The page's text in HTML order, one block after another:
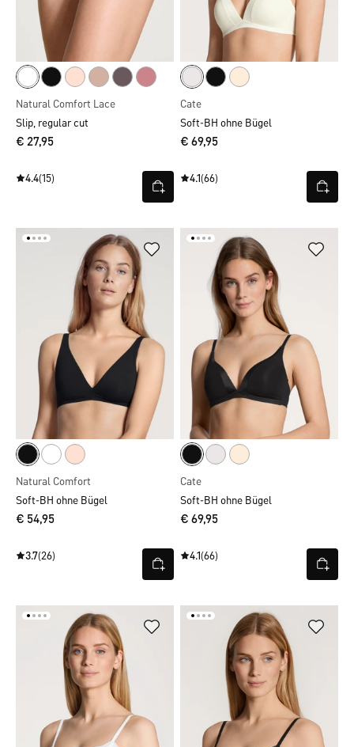
Natural Comfort Lace
Slip, regular cut
€ 27,95
4.4(15)
Cate
Soft-BH ohne Bügel
€ 69,95
4.1(66)
Natural Comfort
Soft-BH ohne Bügel
€ 54,95
3.7(26)
Cate
Soft-BH ohne Bügel
€ 69,95
4.1(66)